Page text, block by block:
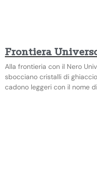
Frontiera
Alla frontieria con il Nero
sbocciano cristalli di
cadono leggeri con il nome